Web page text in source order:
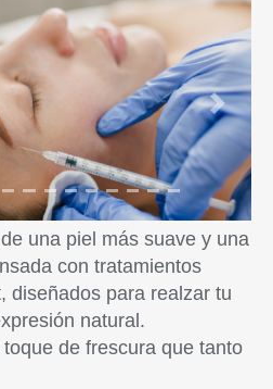
Next
una piel más suave y una
con tratamientos
diseñados para realzar tu
natural.
toque de frescura que tanto